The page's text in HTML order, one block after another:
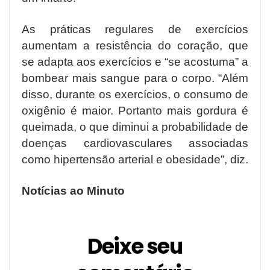
As práticas regulares de exercícios
aumentam a resistência do coração, que
se adapta aos exercícios e “se acostuma” a
bombear mais sangue para o corpo. “Além
disso, durante os exercícios, o consumo de
oxigênio é maior. Portanto mais gordura é
queimada, o que diminui a probabilidade de
doenças cardiovasculares associadas
como hipertensão arterial e obesidade”, diz.
Notícias ao Minuto
Deixe seu